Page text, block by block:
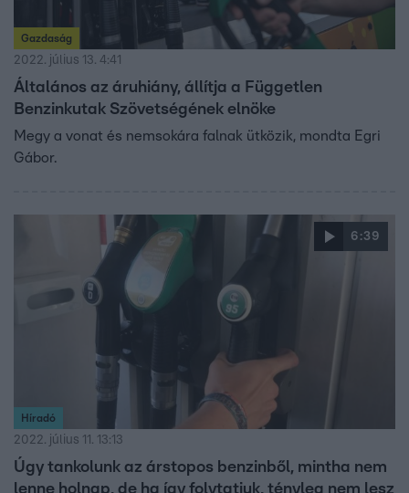
Gazdaság
2022. július 13. 4:41
Általános az áruhiány, állítja a Független
Benzinkutak Szövetségének elnöke
Megy a vonat és nemsokára falnak ütközik, mondta Egri
Gábor.
6:39
Híradó
2022. július 11. 13:13
Úgy tankolunk az árstopos benzinből, mintha nem
lenne holnap, de ha így folytatjuk, tényleg nem lesz